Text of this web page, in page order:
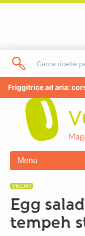
Friggitrice ad aria:
Menu
VEGAN
Egg
tempeh